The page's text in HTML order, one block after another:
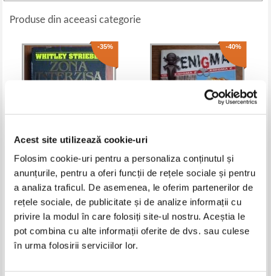
Acest site utilizează cookie-uri
Folosim cookie-uri pentru a personaliza conținutul și
anunțurile, pentru a oferi funcții de rețele sociale și pentru
a analiza traficul. De asemenea, le oferim partenerilor de
rețele sociale, de publicitate și de analize informații cu
privire la modul în care folosiți site-ul nostru. Aceștia le
pot combina cu alte informații oferite de dvs. sau culese
în urma folosirii serviciilor lor.
Produse din aceeasi categorie
-35%
Whitley Strieber - Zona interzisa
Pret:10,00Lei 6,50 Lei
Adaugă în coș
-40%
Rod Hammer - Duel pe viata si
pe moarte
Pret:10,00Lei 6,00 Lei
Adaugă în coș
-60%